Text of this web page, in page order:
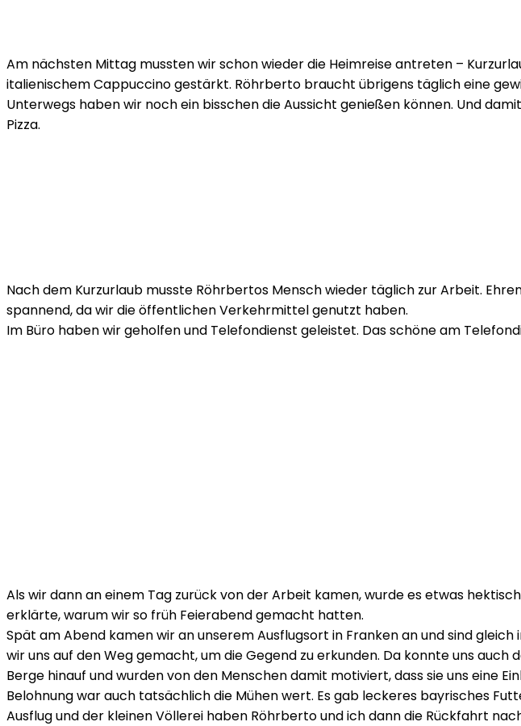
Am nächsten Mittag mussten wir schon wieder die Heimreise antreten –
italienischem Cappuccino gestärkt. Röhrberto braucht übrigens täglich eine
Unterwegs haben wir noch ein bisschen die Aussicht genießen können. Und
Pizza.
Nach dem Kurzurlaub musste Röhrbertos Mensch wieder täglich zur Arbeit.
spannend, da wir die öffentlichen Verkehrmittel genutzt haben.
Im Büro haben wir geholfen und Telefondienst geleistet. Das schöne am
Als wir dann an einem Tag zurück von der Arbeit kamen, wurde es etwas
erklärte, warum wir so früh Feierabend gemacht hatten.
Spät am Abend kamen wir an unserem Ausflugsort in Franken an und sind
wir uns auf den Weg gemacht, um die Gegend zu erkunden. Da konnte uns
Berge hinauf und wurden von den Menschen damit motiviert, dass sie uns eine
Belohnung war auch tatsächlich die Mühen wert. Es gab leckeres bayrisches
Ausflug und der kleinen Völlerei haben Röhrberto und ich dann die Rückfahrt